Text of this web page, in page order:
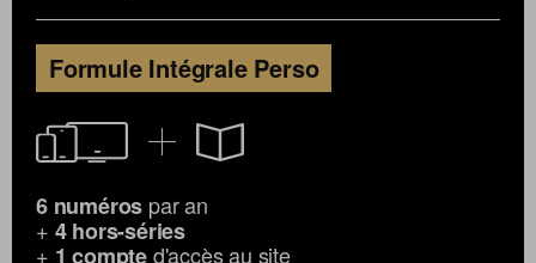
Formule Intégrale Perso
6 numéros par an
+ 4 hors-séries
+ 1 compted'accès au site